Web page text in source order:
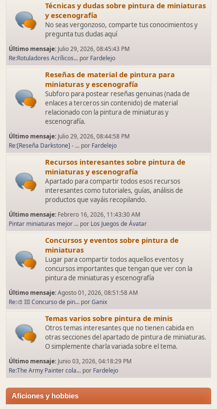
Técnicas y dudas sobre pintura de miniaturas
y escenografía
No seas vergonzoso, comparte tus conocimientos y
pregunta tus dudas aquí
Último mensaje: Julio 29, 2026, 08:45:43 PM
Re:Rotuladores Acrílicos... por Fardelejo
Reseñas de material de pintura para
miniaturas y escenografía
Subforo para postear reseñas genuinas (nada de
enlaces a terceros sin contenido) de material
relacionado con la pintura de miniaturas y
escenografía.
Último mensaje: Julio 29, 2026, 08:44:58 PM
Re:[Reseña Darkstone] - ... por Fardelejo
Recursos interesantes sobre pintura de
miniaturas y escenografía
Apartado para compartir todos esos recursos
interesantes como tutoriales, guías, análisis de
productos que vayáis recopilando.
Último mensaje: Febrero 16, 2026, 11:43:30 AM
Pintar miniaturas mejor ... por Los Juegos de Ávatar
Concursos y eventos sobre pintura de
miniaturas
Lugar para compartir todos aquellos eventos y
concursos importantes que tengan que ver con la
pintura de miniaturas y escenografía
Último mensaje:Agosto 01, 2026, 08:51:58 AM
Re:🎨 III Concurso de pin... porGanix
Temas varios sobre pintura de minis
Otros temas interesantes que no tienen cabida en
otras secciones del apartado de pintura de miniaturas.
O simplemente charla variada sobre el tema.
Último mensaje: Junio 03, 2026, 04:18:29 PM
Re:The Army Painter cola... por Fardelejo
Aficiones y hobbies